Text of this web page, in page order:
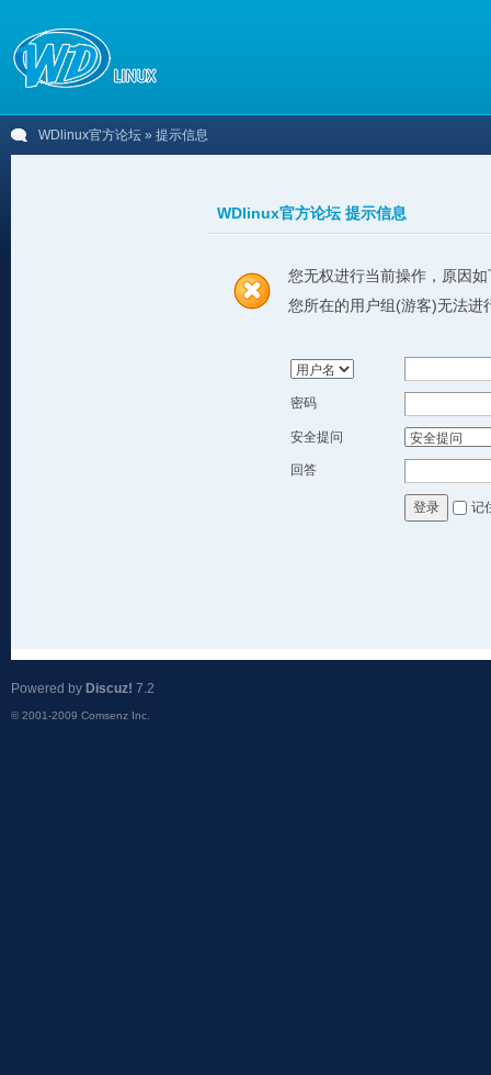
WDlinux官方论坛 » 提示信息
WDlinux官方论坛 提示信息
您无权进行当前操作，原因如
您所在的用户组(游客)无法进
密码
安全提问
回答
登录 记
Powered by Discuz! 7.2
© 2001-2009 Comsenz Inc.